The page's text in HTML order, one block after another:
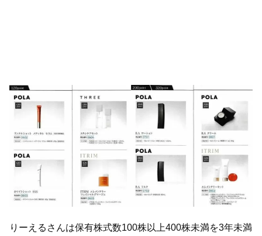
りーえるさんは保有株式数100株以上400株未満を3年未満